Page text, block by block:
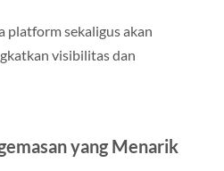
platform sekaligus akan
visibilitas dan
yang Menarik